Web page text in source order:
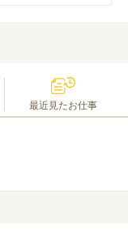
最近見たお仕事